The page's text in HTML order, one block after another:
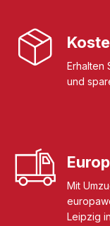
Erhalten
und
Mit
Leipzig